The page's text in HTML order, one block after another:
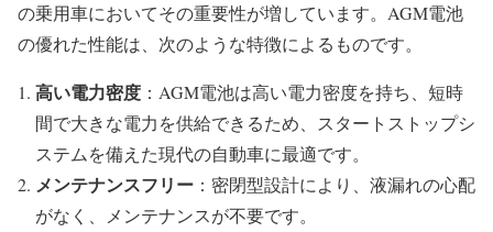
の乗用車においてその重要性が増しています。AGM電池
の優れた性能は、次のような特徴によるものです。
高い電力密度 ：AGM電池は高い電力密度を持ち、短時
間で大きな電力を供給できるため、スタートストップシ
ステムを備えた現代の自動車に最適です。
メンテナンスフリー ：密閉型設計により、液漏れの心配
がなく、メンテナンスが不要です。